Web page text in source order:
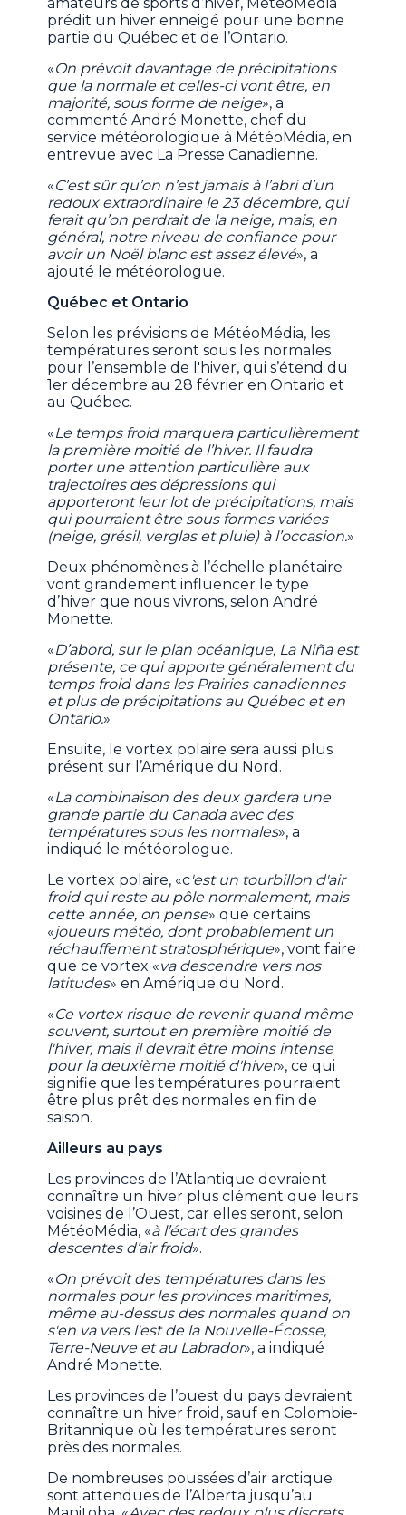
prédit un hiver enneigé pour une bonne
partie du Québec et de l’Ontario.
«On prévoit davantage de précipitations
que la normale et celles-ci vont être, en
majorité, sous forme de neige», a
commenté André Monette, chef du
service météorologique à MétéoMédia, en
entrevue avec La Presse Canadienne.
«C’est sûr qu’on n’est jamais à l’abri d’un
redoux extraordinaire le 23 décembre, qui
ferait qu’on perdrait de la neige, mais, en
général, notre niveau de confiance pour
avoir un Noël blanc est assez élevé», a
ajouté le météorologue.
Québec et Ontario
Selon les prévisions de MétéoMédia, les
températures seront sous les normales
pour l’ensemble de l'hiver, qui s’étend du
1er décembre au 28 février en Ontario et
au Québec.
«Le temps froid marquera particulièrement
la première moitié de l’hiver. Il faudra
porter une attention particulière aux
trajectoires des dépressions qui
apporteront leur lot de précipitations, mais
qui pourraient être sous formes variées
(neige, grésil, verglas et pluie) à l’occasion.»
Deux phénomènes à l’échelle planétaire
vont grandement influencer le type
d’hiver que nous vivrons, selon André
Monette.
«D’abord, sur le plan océanique, La Niña est
présente, ce qui apporte généralement du
temps froid dans les Prairies canadiennes
et plus de précipitations au Québec et en
Ontario.»
Ensuite, le vortex polaire sera aussi plus
présent sur l’Amérique du Nord.
«La combinaison des deux gardera une
grande partie du Canada avec des
températures sous les normales», a
indiqué le météorologue.
Le vortex polaire, «c'est un tourbillon d'air
froid qui reste au pôle normalement, mais
cette année, on pense» que certains
«joueurs météo, dont probablement un
réchauffement stratosphérique», vont faire
que ce vortex «va descendre vers nos
latitudes» en Amérique du Nord.
«Ce vortex risque de revenir quand même
souvent, surtout en première moitié de
l'hiver, mais il devrait être moins intense
pour la deuxième moitié d'hiver», ce qui
signifie que les températures pourraient
être plus prêt des normales en fin de
saison.
Ailleurs au pays
Les provinces de l’Atlantique devraient
connaître un hiver plus clément que leurs
voisines de l’Ouest, car elles seront, selon
MétéoMédia, «à l’écart des grandes
descentes d’air froid».
«On prévoit des températures dans les
normales pour les provinces maritimes,
même au-dessus des normales quand on
s'en va vers l'est de la Nouvelle-Écosse,
Terre-Neuve et au Labrador», a indiqué
André Monette.
Les provinces de l’ouest du pays devraient
connaître un hiver froid, sauf en Colombie-
Britannique où les températures seront
près des normales.
De nombreuses poussées d’air arctique
sont attendues de l’Alberta jusqu’au